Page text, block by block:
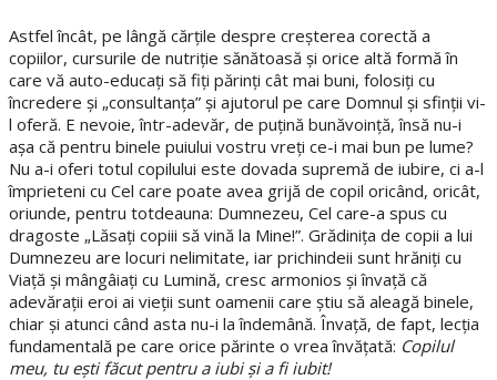
Astfel încât, pe lângă cărțile despre creșterea corectă a
copiilor, cursurile de nutriție sănătoasă și orice altă formă în
care vă auto-educați să fiți părinți cât mai buni, folosiți cu
încredere și „consultanța” și ajutorul pe care Domnul și sfinții vi-
l oferă. E nevoie, într-adevăr, de puțină bunăvoință, însă nu-i
așa că pentru binele puiului vostru vreți ce-i mai bun pe lume?
Nu a-i oferi totul copilului este dovada supremă de iubire, ci a-l
împrieteni cu Cel care poate avea grijă de copil oricând, oricât,
oriunde, pentru totdeauna: Dumnezeu, Cel care-a spus cu
dragoste „Lăsați copiii să vină la Mine!”. Grădinița de copii a lui
Dumnezeu are locuri nelimitate, iar prichindeii sunt hrăniți cu
Viață și mângâiați cu Lumină, cresc armonios și învață că
adevărații eroi ai vieții sunt oamenii care știu să aleagă binele,
chiar și atunci când asta nu-i la îndemână. Învață, de fapt, lecția
fundamentală pe care orice părinte o vrea învățată: Copilul
meu, tu ești făcut pentru a iubi și a fi iubit!